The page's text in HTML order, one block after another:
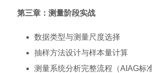
第三章：测量阶段实战
数据类型与测量尺度选择
抽样方法设计与样本量计算
测量系统分析完整流程（AIAG标准